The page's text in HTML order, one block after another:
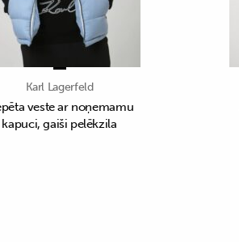
Karl Lagerfeld
veste ar noņemamu
kapuci, gaiši pelēkzila